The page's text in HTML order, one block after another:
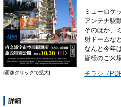
[画像クリックで拡大]
ミューロケ
アンテナ駆
そのほか、
射ドームな
なんと今年
皆様のご来
チラシ（
詳細